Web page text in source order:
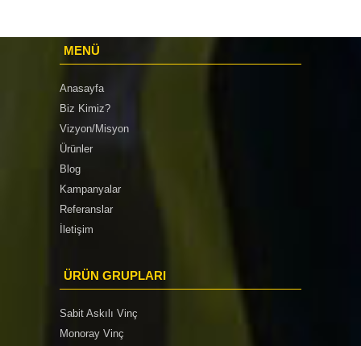
MENÜ
Anasayfa
Biz Kimiz?
Vizyon/Misyon
Ürünler
Blog
Kampanyalar
Referanslar
İletişim
ÜRÜN GRUPLARI
Sabit Askılı Vinç
Monoray Vinç